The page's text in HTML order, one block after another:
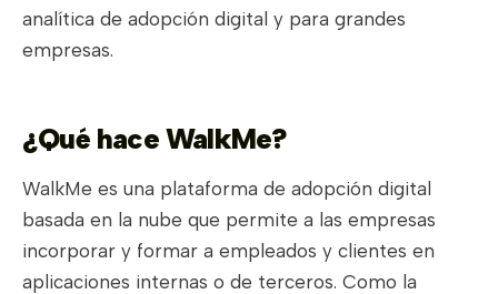
analítica de adopción digital y para grandes
empresas.
¿Qué hace WalkMe?
WalkMe es una plataforma de adopción digital
basada en la nube que permite a las empresas
incorporar y formar a empleados y clientes en
aplicaciones internas o de terceros. Como la